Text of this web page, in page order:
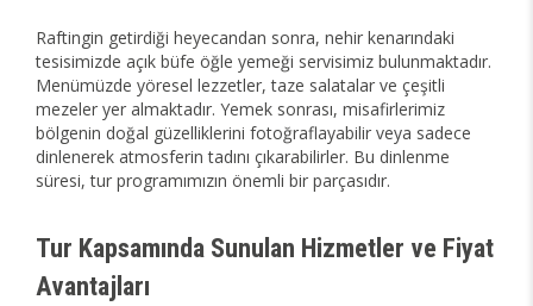
Raftingin getirdiği heyecandan sonra, nehir kenarındaki
tesisimizde açık büfe öğle yemeği servisimiz bulunmaktadır.
Menümüzde yöresel lezzetler, taze salatalar ve çeşitli
mezeler yer almaktadır. Yemek sonrası, misafirlerimiz
bölgenin doğal güzelliklerini fotoğraflayabilir veya sadece
dinlenerek atmosferin tadını çıkarabilirler. Bu dinlenme
süresi, tur programımızın önemli bir parçasıdır.
Tur Kapsamında Sunulan Hizmetler ve Fiyat
Avantajları